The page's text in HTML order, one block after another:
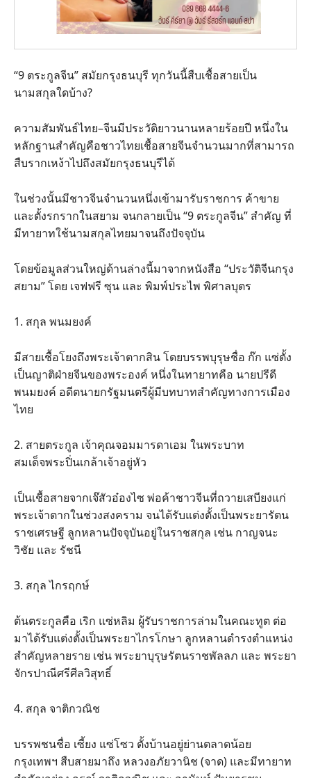
“9 ตระกูลจีน” สมัยกรุงธนบุรี ทุกวันนี้สืบเชื้อสายเป็น
นามสกุลใดบ้าง?
ความสัมพันธ์ไทย–จีนมีประวัติยาวนานหลายร้อยปี หนึ่งใน
หลักฐานสำคัญคือชาวไทยเชื้อสายจีนจำนวนมากที่สามารถ
สืบรากเหง้าไปถึงสมัยกรุงธนบุรีได้
ในช่วงนั้นมีชาวจีนจำนวนหนึ่งเข้ามารับราชการ ค้าขาย
และตั้งรกรากในสยาม จนกลายเป็น “9 ตระกูลจีน” สำคัญ ที่
มีทายาทใช้นามสกุลไทยมาจนถึงปัจจุบัน
โดยข้อมูลส่วนใหญ่ด้านล่างนี้มาจากหนังสือ “ประวัติจีนกรุง
สยาม” โดย เจฟฟรี ซุน และ พิมพ์ประไพ พิศาลบุตร
1. สกุล พนมยงค์
มีสายเชื้อโยงถึงพระเจ้าตากสิน โดยบรรพบุรุษชื่อ ก๊ก แซ่ตั้ง
เป็นญาติฝ่ายจีนของพระองค์ หนึ่งในทายาทคือ นายปรีดี
พนมยงค์ อดีตนายกรัฐมนตรีผู้มีบทบาทสำคัญทางการเมือง
ไทย
2. สายตระกูล เจ้าคุณจอมมารดาเอม ในพระบาท
สมเด็จพระปิ่นเกล้าเจ้าอยู่หัว
เป็นเชื้อสายจากเจ๊สัวอ๋องไซ พ่อค้าชาวจีนที่ถวายเสบียงแก่
พระเจ้าตากในช่วงสงคราม จนได้รับแต่งตั้งเป็นพระยารัตน
ราชเศรษฐี ลูกหลานปัจจุบันอยู่ในราชสกุล เช่น กาญจนะ
วิชัย และ รัชนี
3. สกุล ไกรฤกษ์
ต้นตระกูลคือ เริก แซ่หลิม ผู้รับราชการล่ามในคณะทูต ต่อ
มาได้รับแต่งตั้งเป็นพระยาไกรโกษา ลูกหลานดำรงตำแหน่ง
สำคัญหลายราย เช่น พระยาบุรุษรัตนราชพัลลภ และ พระยา
จักรปาณีศรีศีลวิสุทธิ์
4. สกุล จาติกวณิช
บรรพชนชื่อ เซี้ยง แซ่โซว ตั้งบ้านอยู่ย่านตลาดน้อย
กรุงเทพฯ สืบสายมาถึง หลวงอภัยวานิช (จาด) และมีทายาท